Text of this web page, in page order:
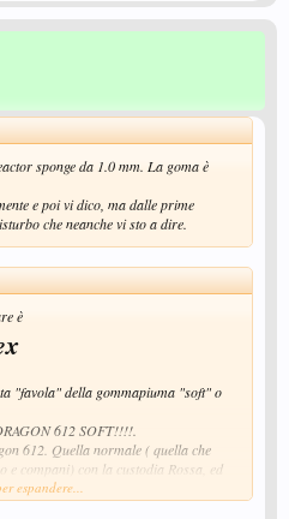
sponge da 1.0 mm. La goma è
e poi vi dico, ma dalle prime
che neanche vi sto a dire.
è
"favola" della gommapiuma "soft" o
612 SOFT!!!!.
612. Quella normale ( quella che
e compani) con la custodia Rossa, ed
turbo, che però non è ne richiesta ne
espandere...